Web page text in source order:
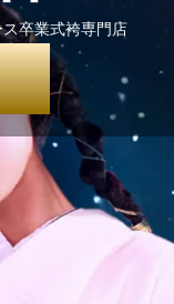
卒業式袴専門店